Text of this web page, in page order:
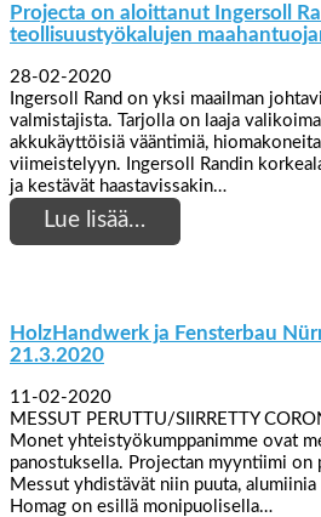
Projecta on aloittanut Ingersoll
teollisuustyökalujen
28-02-2020
Ingersoll Rand on yksi maailman
valmistajista. Tarjolla on laaja
akkukäyttöisiä vääntimiä,
viimeistelyyn. Ingersoll Randin
ja kestävät haastavissakin…
Lue lisää…
HolzHandwerk ja Fensterbau
21.3.2020
11-02-2020
MESSUT PERUTTU/SIIRRETTY
Monet yhteistyökumppanimme ovat
panostuksella. Projectan myyntiimi on
Messut yhdistävät niin puuta,
Homag on esillä monipuolisella…